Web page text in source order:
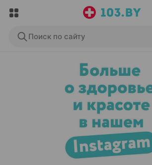
Поиск по сайту
ЭФФЕКТИВНАЯ РЕКЛАМА НА